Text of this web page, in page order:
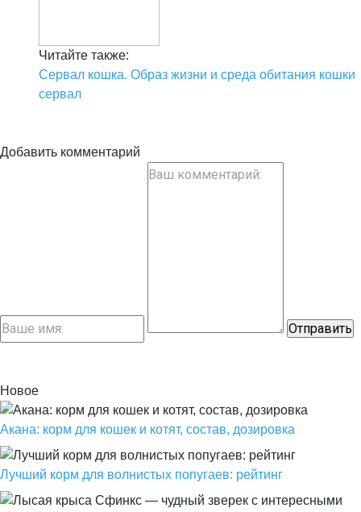
Читайте также:
Сервал кошка. Образ жизни и среда обитания кошки
сервал
Добавить комментарий
Новое
Акана: корм для кошек и котят, состав, дозировка
Лучший корм для волнистых попугаев: рейтинг